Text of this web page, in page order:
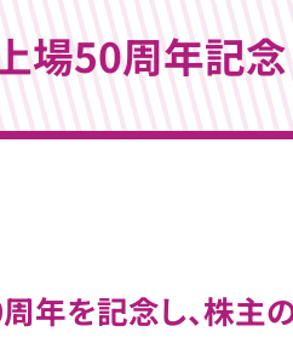
場50周年記念
年を記念し、株主